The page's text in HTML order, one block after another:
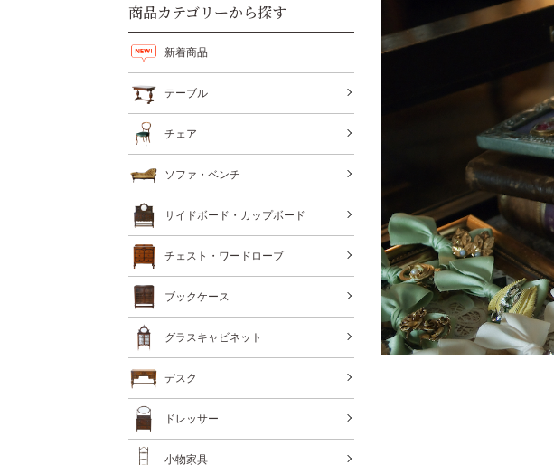
商品カテゴリーから探す
新着商品
テーブル
チェア
ソファ・ベンチ
サイドボード・カップボード
チェスト・ワードローブ
ブックケース
グラスキャビネット
デスク
ドレッサー
小物家具